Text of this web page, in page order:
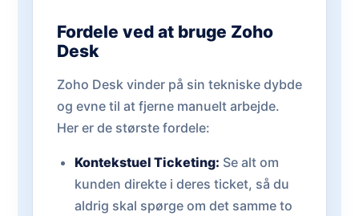
Fordele ved at bruge Zoho
Desk
Zoho Desk vinder på sin tekniske dybde
og evne til at fjerne manuelt arbejde.
Her er de største fordele:
Kontekstuel Ticketing: Se alt om
kunden direkte i deres ticket, så du
aldrig skal spørge om det samme to